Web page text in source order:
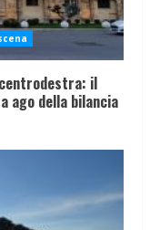
il
ago della bilancia